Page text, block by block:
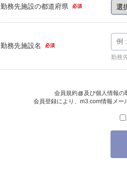
勤務先施設の都道府県 必須
勤務先施設名 必須
勤務
会員規約 及び個人情報の
会員登録により、 m3.com情報メー